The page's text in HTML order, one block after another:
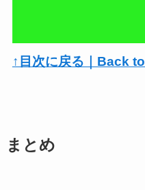
↑目次に戻る｜Back
まとめ